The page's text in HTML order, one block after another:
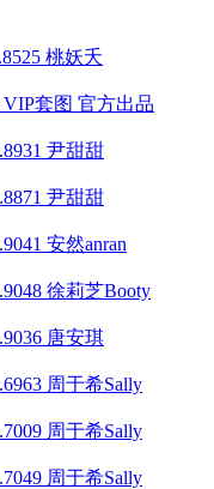
桃妖夭
套图 官方出品
尹甜甜
尹甜甜
安然anran
徐莉芝Booty
唐安琪
周于希Sally
周于希Sally
周于希Sally